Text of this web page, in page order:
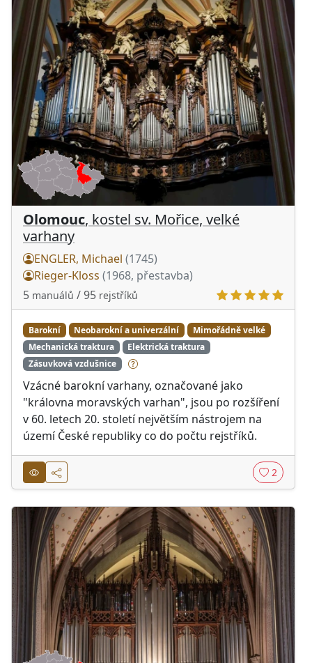
Olomouc, kostel sv. Mořice, velké
varhany
ENGLER, Michael (1745)
Rieger-Kloss (1968, přestavba)
5 manuálů / 95 rejstříků
Barokní Neobarokní a univerzální
Mimořádně velké
Mechanická traktura
Elektrická traktura
Zásuvková vzdušnice
Vzácné barokní varhany, označované jako
"královna moravských varhan", jsou po rozšíření
v 60. letech 20. století největším nástrojem na
území České republiky co do počtu rejstříků.
2